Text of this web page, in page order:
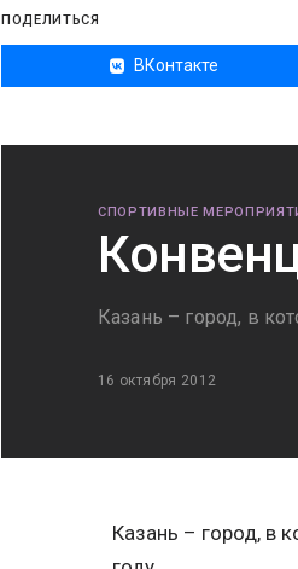
ПОДЕЛИТЬСЯ
ВКонтакте
СПОРТИВНЫЕ
Казань – город, в
16 октября 2012
Казань – город, в